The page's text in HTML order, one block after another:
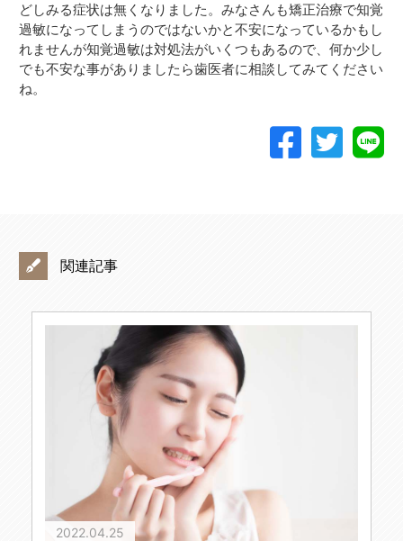
どしみる症状は無くなりました。みなさんも矯正治療で知覚
過敏になってしまうのではないかと不安になっているかもし
れませんが知覚過敏は対処法がいくつもあるので、何か少し
でも不安な事がありましたら歯医者に相談してみてください
ね。
関連記事
2022.04.25